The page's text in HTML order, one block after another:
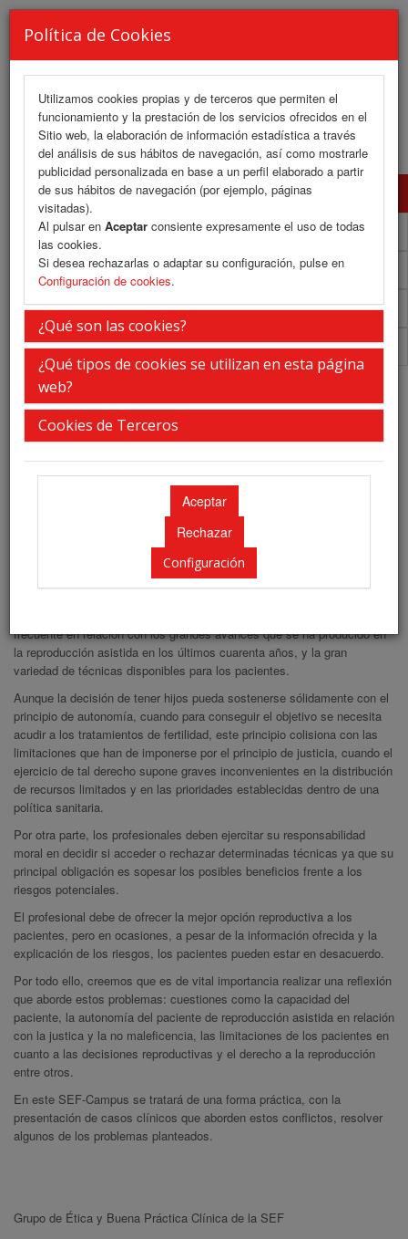
Política de Cookies
Utilizamos cookies propias y de terceros que permiten el
funcionamiento y la prestación de los servicios ofrecidos en el
Sitio web, la elaboración de información estadística a través
del análisis de sus hábitos de navegación, así como mostrarle
publicidad personalizada en base a un perfil elaborado a partir
de sus hábitos de navegación (por ejemplo, páginas
visitadas).
Al pulsar en Aceptar consiente expresamente el uso de todas
las cookies.
Si desea rechazarlas o adaptar su configuración, pulse en
Configuración de cookies.
¿Qué son las cookies?
¿Qué tipos de cookies se utilizan en esta página
web?
Cookies de Terceros
Configuración
MENU
Presentación
La ciudad
La sede
Secretaría Técnica
Información General
Presentación
SEF CAMPUS AUTONOMÍA DEL PACIENTE EN REPRODUCCIÓN
ASISTIDA
La autonomía reproductiva se describe como la libertad de elección, el
control y la capacidad de elegir cómo y cuándo concebir en función de
las preferencias individuales, es decir, que las personas deben de tener
autogobierno sobre sus decisiones y capacidades reproductivas. Sin
embargo, esta autonomía del paciente puede entrar en conflicto con
otros principios de la bioética como son la no maleficencia (dañar al
frecuente en relación con los grandes avances que se ha producido en
la reproducción asistida en los últimos cuarenta años, y la gran
variedad de técnicas disponibles para los pacientes.
Aunque la decisión de tener hijos pueda sostenerse sólidamente con el
principio de autonomía, cuando para conseguir el objetivo se necesita
acudir a los tratamientos de fertilidad, este principio colisiona con las
limitaciones que han de imponerse por el principio de justicia, cuando el
ejercicio de tal derecho supone graves inconvenientes en la distribución
de recursos limitados y en las prioridades establecidas dentro de una
política sanitaria.
Por otra parte, los profesionales deben ejercitar su responsabilidad
moral en decidir si acceder o rechazar determinadas técnicas ya que su
principal obligación es sopesar los posibles beneficios frente a los
riesgos potenciales.
El profesional debe de ofrecer la mejor opción reproductiva a los
pacientes, pero en ocasiones, a pesar de la información ofrecida y la
explicación de los riesgos, los pacientes pueden estar en desacuerdo.
Por todo ello, creemos que es de vital importancia realizar una reflexión
que aborde estos problemas: cuestiones como la capacidad del
paciente, la autonomía del paciente de reproducción asistida en relación
con la justica y la no maleficencia, las limitaciones de los pacientes en
cuanto a las decisiones reproductivas y el derecho a la reproducción
entre otros.
En este SEF-Campus se tratará de una forma práctica, con la
presentación de casos clínicos que aborden estos conflictos, resolver
algunos de los problemas planteados.
Grupo de Ética y Buena Práctica Clínica de la SEF